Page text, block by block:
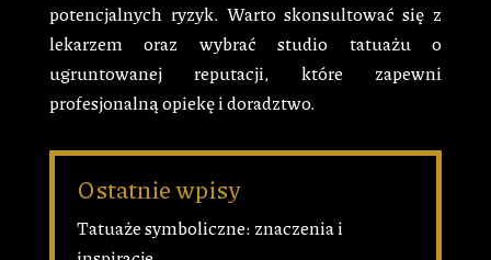
potencjalnych ryzyk. Warto skonsultować się z
lekarzem oraz wybrać studio tatuażu o
ugruntowanej reputacji, które zapewni
profesjonalną opiekę i doradztwo.
Ostatnie wpisy
Tatuaże symboliczne: znaczenia i